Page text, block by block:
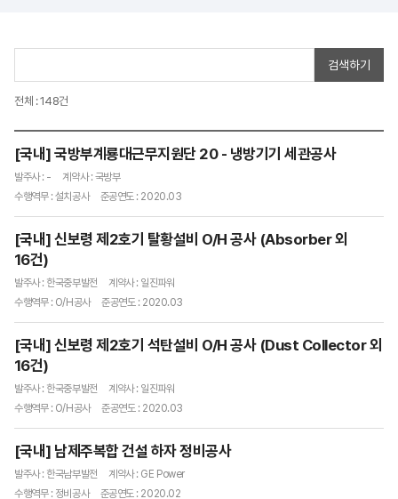
전체 : 148건
검색하기
[국내] 국방부계룡대근무지원단 20 - 냉방기기 세관공사
발주사 : -
계약사 : 국방부
수행역무 : 설치공사
준공연도 : 2020.03
[국내] 신보령 제2호기 탈황설비 O/H 공사 (Absorber 외
16건)
발주사 : 한국중부발전
계약사 : 일진파워
수행역무 : O/H공사
준공연도 : 2020.03
[국내] 신보령 제2호기 석탄설비 O/H 공사 (Dust Collector 외
16건)
발주사 : 한국중부발전
계약사 : 일진파워
수행역무 : O/H공사
준공연도 : 2020.03
[국내] 남제주복합 건설 하자 정비공사
발주사 : 한국남부발전
계약사 : GE Power
수행역무 : 정비공사
준공연도 : 2020.02